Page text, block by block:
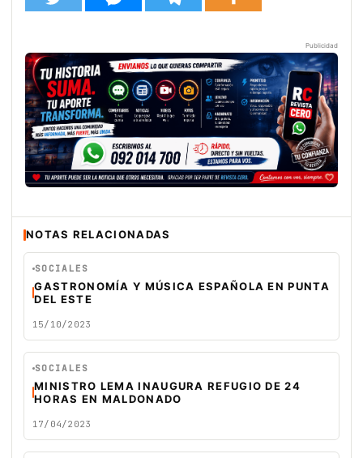
Publicidad
NOTAS RELACIONADAS
SOCIALES
GASTRONOMÍA Y MÚSICA ESPAÑOLA EN PUNTA
DEL ESTE
15/10/2023
SOCIALES
MINISTRO LEMA INAUGURA REFUGIO DE 24
HORAS EN MALDONADO
17/04/2023